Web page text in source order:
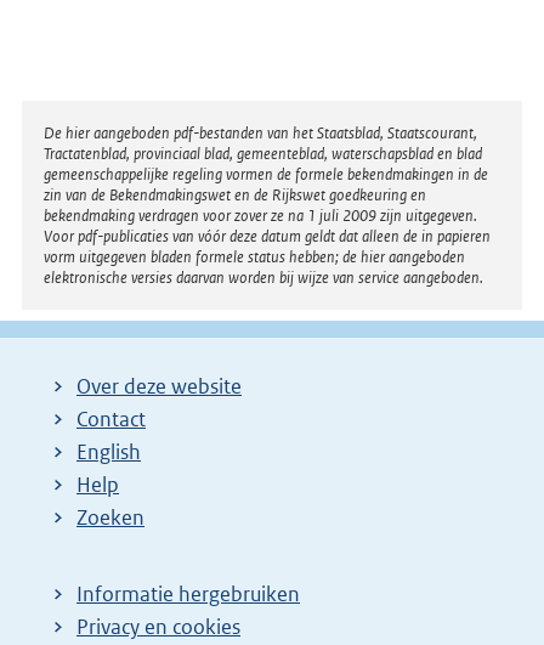
Disclaimer
De hier aangeboden pdf-bestanden van het Staatsblad, Staatscourant,
Tractatenblad, provinciaal blad, gemeenteblad, waterschapsblad en blad
gemeenschappelijke regeling vormen de formele bekendmakingen in de
zin van de Bekendmakingswet en de Rijkswet goedkeuring en
bekendmaking verdragen voor zover ze na 1 juli 2009 zijn uitgegeven.
Voor pdf-publicaties van vóór deze datum geldt dat alleen de in papieren
vorm uitgegeven bladen formele status hebben; de hier aangeboden
elektronische versies daarvan worden bij wijze van service aangeboden.
Over deze website
Contact
English
Help
Zoeken
Informatie hergebruiken
Privacy en cookies